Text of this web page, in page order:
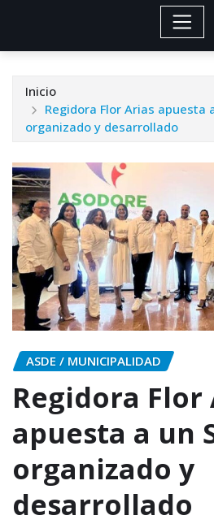
Inicio
Regidora Flor Arias apuesta
organizado y desarrollado
ASDE / MUNICIPALIDAD
Regidora Flor
apuesta a un
organizado y
desarrollado